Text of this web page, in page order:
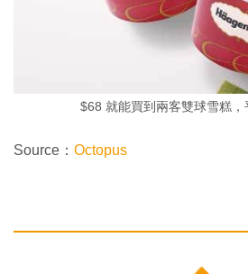
$68 就能買到兩客雙球雪糕，
Source： Octopus